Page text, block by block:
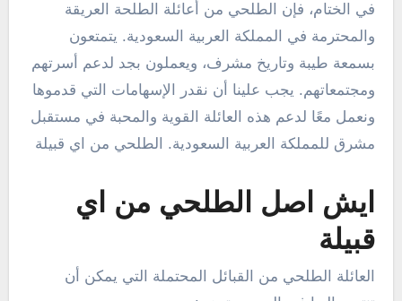
في الختام، فإن الطلحي من أعائلة الطلحة العريقة
والمحترمة في المملكة العربية السعودية. يتمتعون
بسمعة طيبة وتاريخ مشرف، ويعملون بجد لدعم أسرتهم
ومجتمعاتهم. يجب علينا أن نقدر الإسهامات التي قدموها
ونعمل معًا لدعم هذه العائلة القوية والمحبة في مستقبل
مشرق للمملكة العربية السعودية. الطلحي من اي قبيلة
ايش اصل الطلحي من اي
قبيلة
العائلة الطلحي من القبائل المحتملة التي يمكن أن